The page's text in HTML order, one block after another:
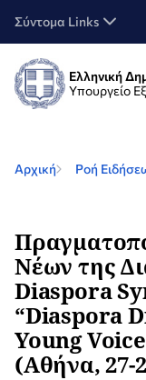
Σύντομα Links
Ελληνική
Υπουργείο
Αρχική Ροή
Νέων της
Diaspora
“Diaspora
Young
(Αθήνα, 27-